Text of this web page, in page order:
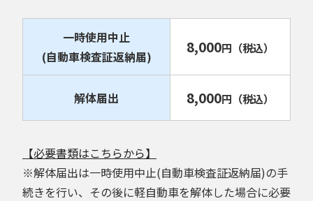
一時使用中止
(自動車検査証返納届)
8,000円 （税込）
解体届出 8,000円 （税込）
【必要書類はこちらから】
※解体届出は一時使用中止(自動車検査証返納届)の手
続きを行い、その後に軽自動車を解体した場合に必要